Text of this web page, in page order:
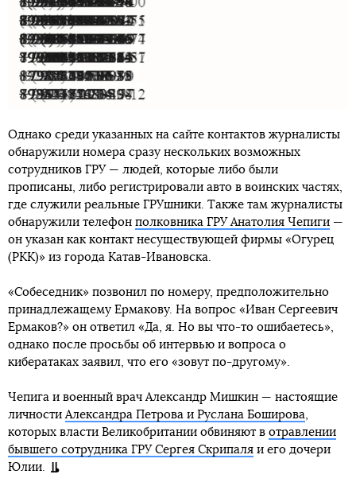
Однако среди указанных на сайте контактов журналисты
обнаружили номера сразу нескольких возможных
сотрудников ГРУ — людей, которые либо были
прописаны, либо регистрировали авто в воинских частях,
где служили реальные ГРУшники. Также там журналисты
обнаружили телефон полковника ГРУ Анатолия Чепиги —
он указан как контакт несуществующей фирмы «Огурец
(РКК)» из города Катав-Ивановска.
«Собеседник» позвонил по номеру, предположительно
принадлежащему Ермакову. На вопрос «Иван Сергеевич
Ермаков?» он ответил «Да, я. Но вы что-то ошибаетесь»,
однако после просьбы об интервью и вопроса о
кибератаках заявил, что его «зовут по-другому».
Чепига и военный врач Александр Мишкин — настоящие
личности Александра Петрова и Руслана Боширова
которых власти Великобритании обвиняют в отравлении
бывшего сотрудника ГРУ Сергея Скрипаля и его дочери
Юлии.